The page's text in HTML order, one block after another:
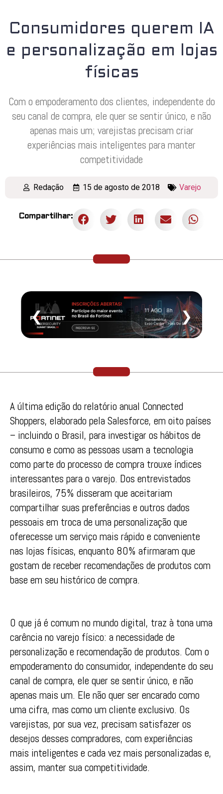
Consumidores querem IA
e personalização em lojas
físicas
Com o empoderamento dos clientes, independente do
seu canal de compra, ele quer se sentir único, e não
apenas mais um; varejistas precisam criar
experiências mais inteligentes para manter
competitividade
Redação 15 de agosto de 2018 Varejo
Compartilhar:
❮ ❯
A última edição do relatório anual Connected
Shoppers, elaborado pela Salesforce, em oito países
– incluindo o Brasil, para investigar os hábitos de
consumo e como as pessoas usam a tecnologia
como parte do processo de compra trouxe índices
interessantes para o varejo. Dos entrevistados
brasileiros, 75% disseram que aceitariam
compartilhar suas preferências e outros dados
pessoais em troca de uma personalização que
oferecesse um serviço mais rápido e conveniente
nas lojas físicas, enquanto 80% afirmaram que
gostam de receber recomendações de produtos com
base em seu histórico de compra.
O que já é comum no mundo digital, traz à tona uma
carência no varejo físico: a necessidade de
personalização e recomendação de produtos. Com o
empoderamento do consumidor, independente do seu
canal de compra, ele quer se sentir único, e não
apenas mais um. Ele não quer ser encarado como
uma cifra, mas como um cliente exclusivo. Os
varejistas, por sua vez, precisam satisfazer os
desejos desses compradores, com experiências
mais inteligentes e cada vez mais personalizadas e,
assim, manter sua competitividade.